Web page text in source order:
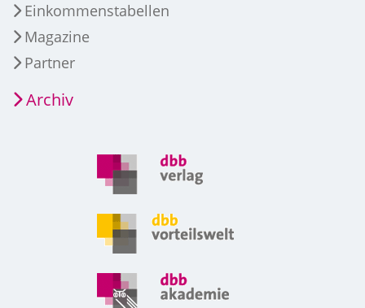
Einkommenstabellen
Magazine
Partner
Archiv